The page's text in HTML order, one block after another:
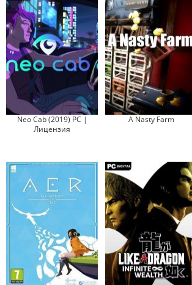
Neo Cab (2019) PC |
Лицензия
A Nasty Farm